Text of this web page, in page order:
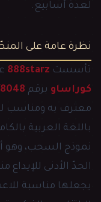
لعدة أسابيع.
نظرة عامة على
تأسست 888starz عام
كوراساو برقم 8048/JAZ2017-005
معترف به ومناسب
باللغة العربية
نموذج السحب، وهو
الحدّ الأدنى
يجعلها مناسبة